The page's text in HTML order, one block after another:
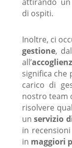
di ospiti.
Inoltre, ci
gestione,
all’
significa che
carico di
nostro team
risolvere
unservizio
in
in maggiori